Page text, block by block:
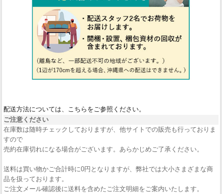
配送方法については、こちらをご参照ください。
ご注意ください
在庫数は随時チェックしておりますが、他サイトでの販売も行っておりま
すので
売約在庫切れになる場合がございます。あらかじめご了承ください。
送料は買い物かご合計時に0円となりますが、弊社では大小さまざまな商
品を扱っております。
ご注文メール確認後に送料を含めたご注文明細をご案内いたします。